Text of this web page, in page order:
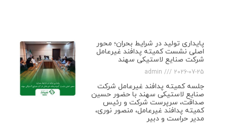
پایداری تولید در شرایط بحران؛ محور
اصلی نشست کمیته پدافند غیرعامل
شرکت صنایع لاستیکی سهند
admin 2026-07-25
جلسه کمیته پدافند غیرعامل شرکت
صنایع لاستیکی سهند با حضور حسین
صداقت، سرپرست شرکت و رئیس
کمیته پدافند غیرعامل، منصور نوری،
مدیر حراست و دبیر